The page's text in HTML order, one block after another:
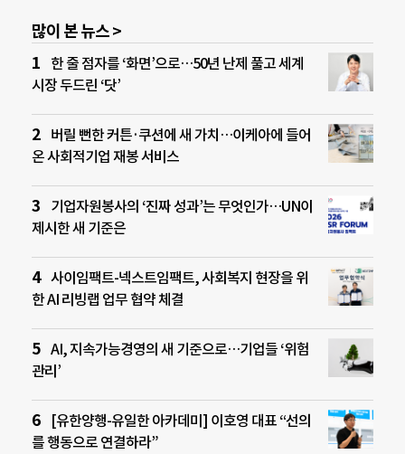
많이 본 뉴스 >
한 줄 점자를 ‘화면’으로…50년 난제 풀고 세계
시장 두드린 ‘닷’
버릴 뻔한 커튼·쿠션에 새 가치…이케아에 들어
온 사회적기업 재봉 서비스
기업자원봉사의 ‘진짜 성과’는 무엇인가…UN이
제시한 새 기준은
사이임팩트-넥스트임팩트, 사회복지 현장을 위
한 AI 리빙랩 업무 협약 체결
AI, 지속가능경영의 새 기준으로…기업들 ‘위험
관리’
[유한양행-유일한 아카데미] 이호영 대표 “선의
를 행동으로 연결하라”